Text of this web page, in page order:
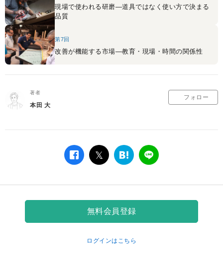
現場で使われる研磨―道具ではなく使い方で決まる
品質
第7回
改善が機能する市場―教育・現場・時間の関係性
著者
本田 大
フォロー
facebook
twitterは
ブ
ッ
ク
マ
ク
LINE
無料会員登録
ログインはこちら